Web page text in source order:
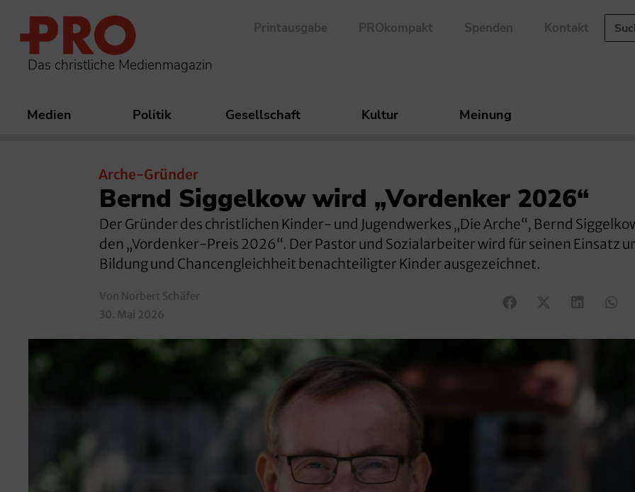
Das christliche Medienmagazin
Printausgabe PROkompakt Spenden Kontakt
Medien Politik Gesellschaft Kultur Meinung
Arche-Gründer
Bernd Siggelkow wird „Vordenker 2026“
Der Gründer des christlichen Kinder- und Jugendwerkes „Die Arche“, Bernd
den „Vordenker-Preis 2026“. Der Pastor und Sozialarbeiter wird für seinen Einsatz
Bildung und Chancengleichheit benachteiligter Kinder ausgezeichnet.
Von Norbert Schäfer
30. Mai 2026